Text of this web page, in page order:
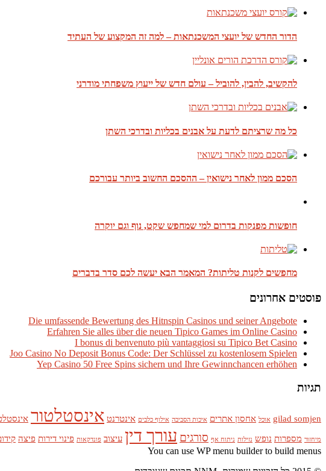
הדור החדש של יועצי המשכנתאות – למה זה המקצוע של העתיד
להקשיב, להבין, להוביל – עולם חדש של ייעוץ משפחתי מודרני
כל מה שרציתם לדעת על אבנים בכליות ובדרכי השתן
הסכם ממון לאחר נישואין – ההסכם החשוב ביותר עבורכם
חופשות מפנקות בדרום למי שמחפש שקט, נוף וגם יוקרה
מחפשים לקנות טליתות? המאמר הבא יעשה לכם סדר בדברים
פוסטים אחרונים
Die umfassende Bewertung des Hitnspin Casinos und seiner Angebote
Erfahren Sie alles über die neuen Tipico Games im Online Casino
I bonus di benvenuto più vantaggiosi su Tipico Bet Casino
Joo Casino No Deposit Bonus Code: Der Schlüssel zu kostenlosem Spielen
Yep Casino 50 Free Spins sichern und Ihre Gewinnchancen erhöhen
תגיות
gilad somjen אוכל אחסון אתרים איכות הסביבה אילוף כלבים אינטרנט אינסטלטור
מיחזור מספרות נופש נזילות ניתוח אף סורגים עורך דין עיצוב פונדקאות פינוי דירות פיצה
You can use WP menu builder to build menus